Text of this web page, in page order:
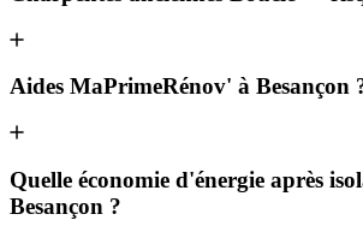
Aides MaPrimeRénov' à Besançon
Quelle économie d'énergie après
Besançon ?